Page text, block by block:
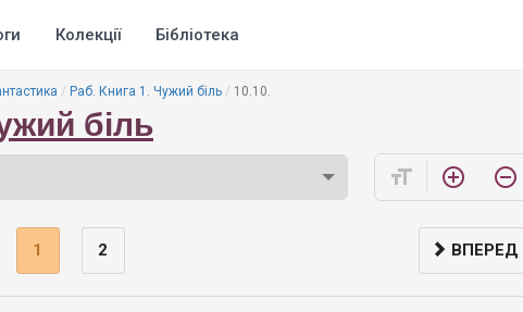
Колекції Бібліотека
Раб. Книга 1. Чужий біль 10.10.
біль
format_size add_circle_outline remove_circle_outline
1 2 ВПЕРЕД